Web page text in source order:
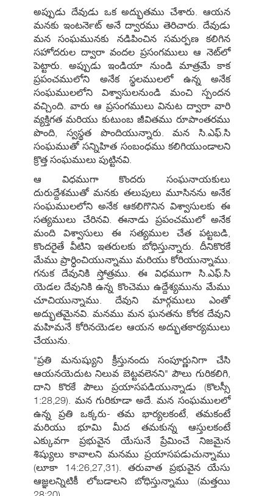
అప్పుడు దేవుడు ఒక అద్భుతము చేశారు. ఆయన
మనకు ఇంటర్‍నెట్ అనే ద్వారము తెరిచారు. దేవుడు
మన సంఘమునకు నడిపించిన సమర్పణ కలిగిన
సహోదరుల ద్వారా వందల ప్రసంగములు ఆ నెట్‍లో
పెట్టారు. అప్పుడు ఇండియా నుండి మాత్రమే కాక
ప్రపంచములోని అనేక స్థలములలో ఉన్న అనేక
సంఘములలోని విశ్వాసులనుండి మంచి స్పందన
వచ్చింది. వారు ఆ ప్రసంగములు వినుట ద్వారా వారి
వ్యక్తిగత మరియు కుటుంబ జీవితము రూపాంతరము
పొంది, స్వస్థత పొందియున్నారు. మన సి.ఎఫ్.సి
సంఘముతో సన్నిహిత సంబంధము కలిగియుండాలని
క్రొత్త సంఘములు పుట్టినవి.
ఆ విధముగా కొందరు సంఘనాయకులు
దురుద్దేశముతో మనకు తలుపులు మూసినను అనేక
సంఘములలోని అనేక ఆకలిగొనిన విశ్వాసులకు ఈ
సత్యములు చేరినవి. ఈనాడు ప్రపంచములో అనేక
మంది విశ్వాసులు ఈ సత్యముల చేత పట్టబడి,
కొందరైతే వీటిని ఇతరులకు బోధిస్తున్నారు. దీనికొరకే
మేము ప్రార్ధించియున్నాము మరియు కోరియున్నాము.
గనుక దేవునికి స్తోత్రము. ఈ విధముగా సి.ఎఫ్.సి
యెడల దేవునికి ఉన్న కొంచెము ఉద్దేశ్యమును మేము
చూచియున్నాము. దేవుని మార్గములు ఎంతో
అద్భుతమైనవి. మనము మన ఘనతను కోరక దేవుని
మహిమనే కోరినయెడల ఆయన అద్భుతకార్యములు
చేయును.
"ప్రతి మనుష్యుని క్రీస్తునందు సంపూర్ణునిగా చేసి
ఆయనయెదుట నిలువ బెట్టవలెనని" పౌలు గురికలిగి,
దాని కొరకే పౌలు ప్రయాసపడియున్నాడు (కొలస్సీ
1:28,29). మన గురికూడా అదే. మన సంఘములలో
ఉన్న ప్రతి ఒక్కరు- తమ భార్యలకంటే, తమకంటే
మరియు భూమి మీద తమకున్న ఆస్తులకంటే
ఎక్కువగా ప్రభువైన యేసునే ప్రేమించే నిజమైన
శిష్యులు కావాలని మనము ప్రయాసపడుచున్నాము
(లూకా 14:26,27,31). తరువాత ప్రభువైన యేసు
ఆజ్ఞలన్నిటికీ లోబడాలని బోధిస్తున్నాము (మత్తయి